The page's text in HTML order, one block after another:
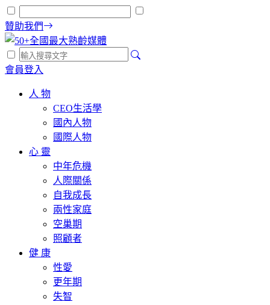
贊助我們
會員登入
人 物
CEO生活學
國內人物
國際人物
心 靈
中年危機
人際關係
自我成長
兩性家庭
空巢期
照顧者
健 康
性愛
更年期
失智